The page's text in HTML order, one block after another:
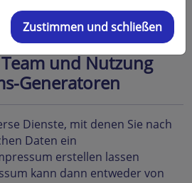
das STRATO
und Nutzung
Generatoren
Dienste, mit denen Sie nach
Daten ein
erstellen lassen
kann dann entweder von
Zustimmen und schließen